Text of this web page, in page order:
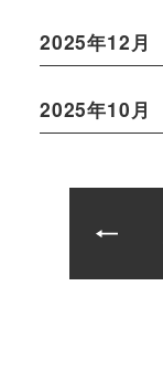
2025年12月
2025年10月